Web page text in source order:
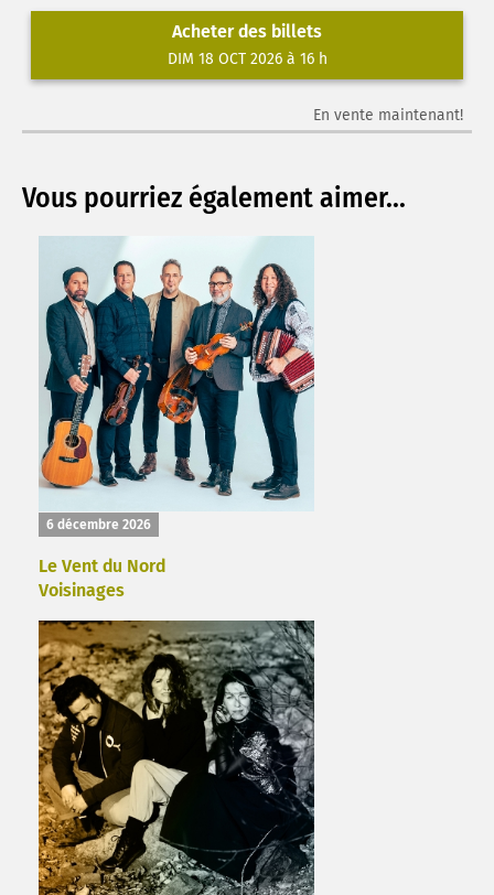
Acheter des billets
DIM 18 OCT 2026 à 16 h
En vente maintenant!
Vous pourriez également aimer...
6 décembre 2026
Le Vent du Nord
Voisinages